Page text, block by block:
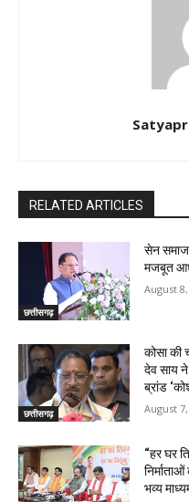
RELATED ARTICLES
छत्तीसगढ़
सेन
मजबूत
August
छत्तीसगढ़
कोसा की
देव साय
ब्रांड
August
“हर घर
भव्य